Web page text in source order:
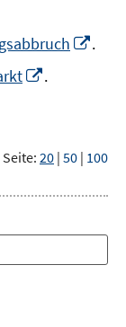
.
.
20 | 50 | 100